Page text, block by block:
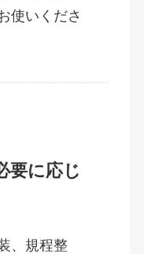
使いくださ
要に応じ
、規程整